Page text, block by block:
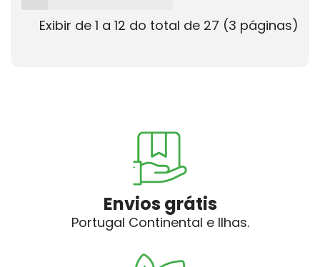
Exibir de 1 a 12 do total de 27 (3 páginas)
Envios grátis
Portugal Continental e Ilhas.